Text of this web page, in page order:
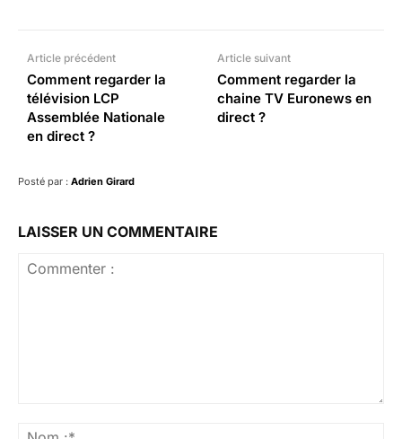
Article précédent
Comment regarder la
télévision LCP
Assemblée Nationale
en direct ?
Article suivant
Comment regarder la
chaine TV Euronews en
direct ?
Posté par : Adrien Girard
LAISSER UN COMMENTAIRE